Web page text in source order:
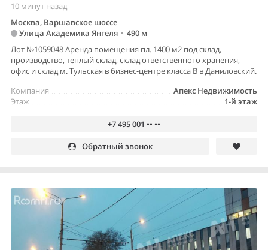
10 минут назад
Москва, Варшавское шоссе
Улица Академика Янгеля • 490 м
Лот №1059048 Аренда помещения пл. 1400 м2 под склад,
производство, теплый склад, склад ответственного хранения,
офис и склад м. Тульская в бизнес-центре класса В в Даниловский.
Апекс Недвижимость
Компания
1-й этаж
Этаж
+7 495 001 •• ••
Обратный звонок